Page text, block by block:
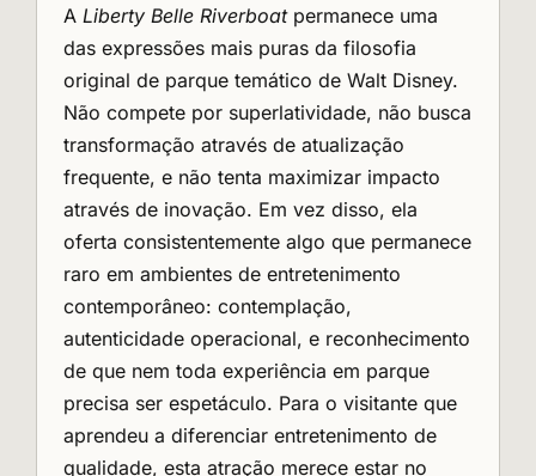
A Liberty Belle Riverboatpermanece uma
das expressões mais puras da filosofia
original de parque temático de Walt Disney.
Não compete por superlatividade, não busca
transformação através de atualização
frequente, e não tenta maximizar impacto
através de inovação. Em vez disso, ela
oferta consistentemente algo que permanece
raro em ambientes de entretenimento
contemporâneo: contemplação,
autenticidade operacional, e reconhecimento
de que nem toda experiência em parque
precisa ser espetáculo. Para o visitante que
aprendeu a diferenciar entretenimento de
qualidade, esta atração merece estar no